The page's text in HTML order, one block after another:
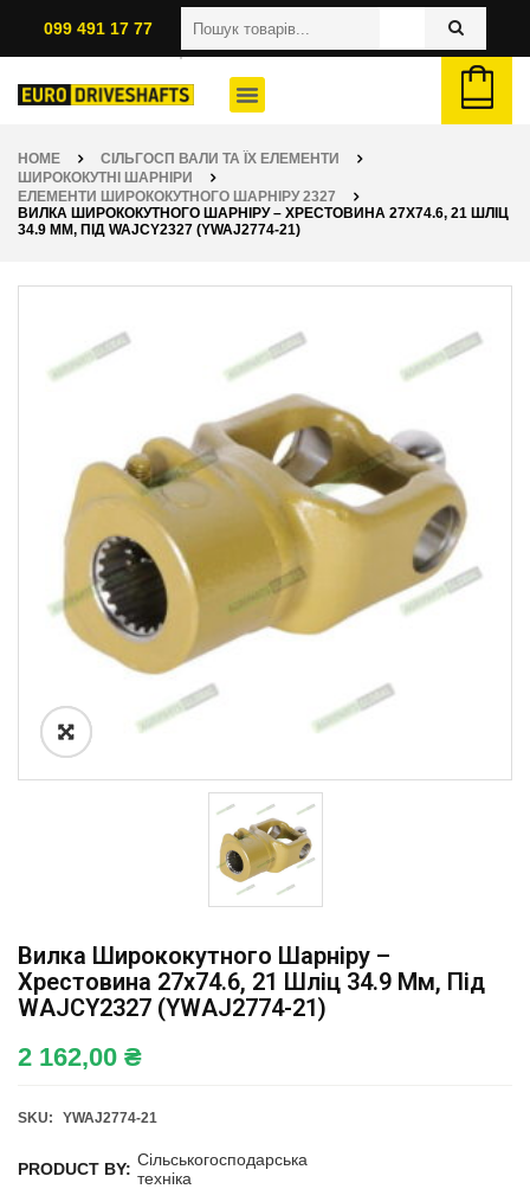
099 491 17 77
HOME
СІЛЬГОСП ВАЛИ ТА ЇХ ЕЛЕМЕНТИ
ШИРОКОКУТНІ ШАРНІРИ
ЕЛЕМЕНТИ ШИРОКОКУТНОГО ШАРНІРУ 2327
ВИЛКА ШИРОКОКУТНОГО ШАРНІРУ – ХРЕСТОВИНА 27Х74.6, 21 ШЛІЦ
34.9 ММ, ПІД WAJCY2327 (YWAJ2774-21)
Вилка Ширококутного Шарніру –
Хрестовина 27х74.6, 21 Шліц 34.9 Мм, Під
WAJCY2327 (YWAJ2774-21)
2 162,00 ₴
SKU: YWAJ2774-21
PRODUCT BY: Сільськогосподарська
техніка